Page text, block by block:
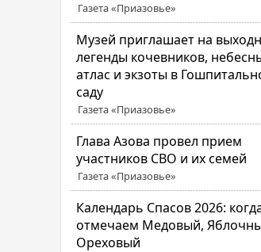
Газета «Приазовье»
Музей приглашает на
легенды кочевников,
атлас и экзоты в
саду
Газета «Приазовье»
Глава Азова провел прием
участников СВО и их семей
Газета «Приазовье»
Календарь Спасов 2026:
отмечаем Медовый,
Ореховый